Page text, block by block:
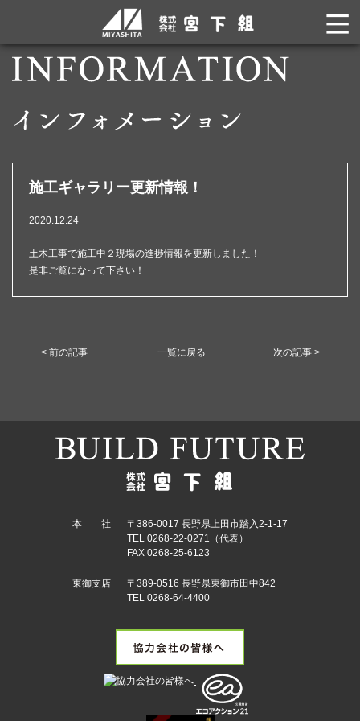
施工ギャラリー更新情報！
2020.12.24
土木工事で施工中２現場の進捗情報を更新しました！
是非ご覧になって下さい！
< 前の記事 一覧に戻る 次の記事 >
本 社
〒386-0017 長野県上田市踏入2-1-17
TEL 0268-22-0271（代表）
FAX 0268-25-6123
東御支店
〒389-0516 長野県東御市田中842
TEL 0268-64-4400